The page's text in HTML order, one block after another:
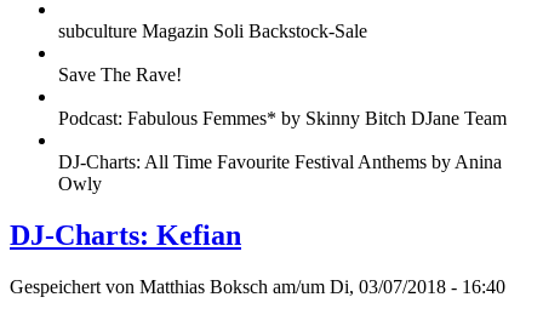
subculture Magazin Soli Backstock-Sale
Save The Rave!
Podcast: Fabulous Femmes* by Skinny Bitch DJane Team
DJ-Charts: All Time Favourite Festival Anthems by Anina
Owly
DJ-Charts: Kefian
Gespeichert von Matthias Boksch am/um Di, 03/07/2018 - 16:40